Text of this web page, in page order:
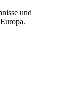
und